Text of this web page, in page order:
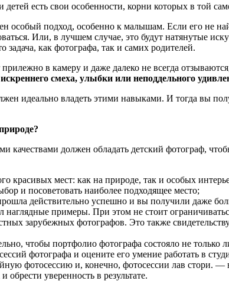
детей есть свои особенности, корни которых в той
особый подход, особенно к малышам. Если его не
Или, в лучшем случае, это будут натянутые
задача, как фотографа, так и самих родителей.
в камеру и даже далеко не всегда
смеха, улыбки или неподдельного
идеально владеть этими навыками. И тогда вы
должен обладать детский фотограф,
красивых мест: как на природе, так и особых
и посоветовать наиболее подходящее место;
действительно успешно и вы получили даже
примеры. При этом не стоит
зарубежных фотографов. Это также
чтобы портфолио фотографа состояло не
фотографа и оцените его умение работать в
фотосессию и, конечно, фотосессии лав стори.
обрести уверенность в результате.